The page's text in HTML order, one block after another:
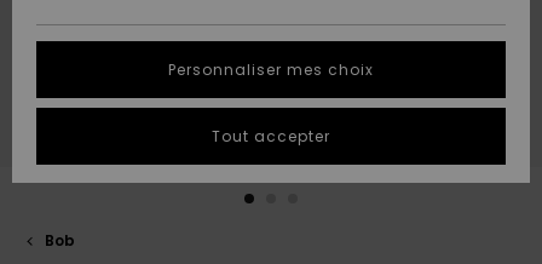
A
Découvrir
A
Découvrir
tailles
conversation
QUIKSILVER
Bob
Personnaliser mes choix
Tout accepter